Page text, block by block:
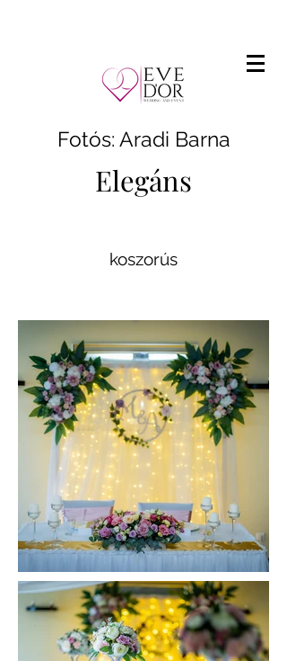
Fotós: Aradi Barna
Elegáns
koszorús